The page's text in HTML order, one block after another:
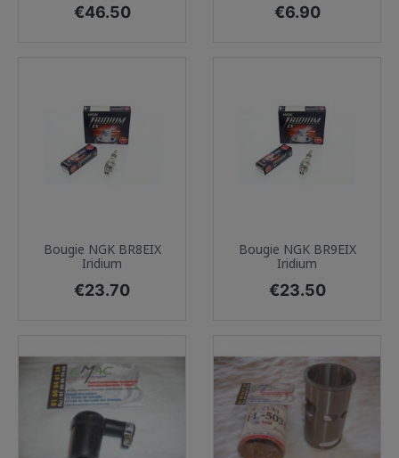
Price
€46.50 Price
€6.90
Bougie NGK BR8EIX
Iridium
Price
€23.70
Bougie NGK BR9EIX
Iridium
Price
€23.50